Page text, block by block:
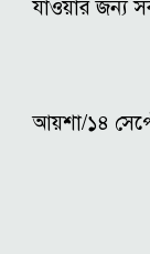
যাওয়ার জন্য
আয়শা/১৪